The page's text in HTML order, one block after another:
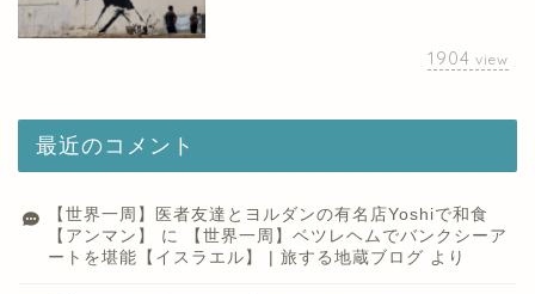
1904 view
最近のコメント
【世界一周】医者友達とヨルダンの有名店Yoshiで和食
【アンマン】
に
【世界一周】ベツレヘムでバンクシーア
ートを堪能【イスラエル】 | 旅する地蔵ブログ より